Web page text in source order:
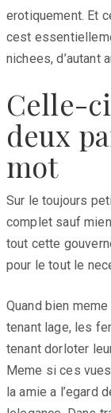
erotiquement. Et
cest
nichees, d’autant
Celle-
deux
mot
Sur le toujours
complet sauf
tout cette
pour le tout le
Quand bien
tenant lage, les
tenant dorloter
Meme si ces
la amie a l’egard